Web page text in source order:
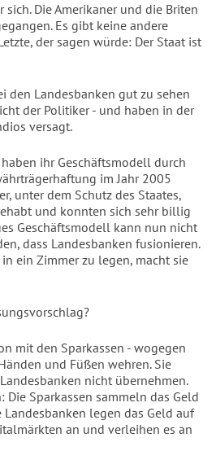
sich. Die Amerikaner und die Briten
Es gibt keine andere
der sagen würde: Der Staat ist
den Landesbanken gut zu sehen
der Politiker - und haben in der
versagt.
ihr Geschäftsmodell durch
im Jahr 2005
unter dem Schutz des Staates,
und konnten sich sehr billig
Geschäftsmodell kann nun nicht
dass Landesbanken fusionieren.
ein Zimmer zu legen, macht sie
mit den Sparkassen - wogegen
und Füßen wehren. Sie
nicht übernehmen.
Die Sparkassen sammeln das Geld
legen das Geld auf
an und verleihen es an